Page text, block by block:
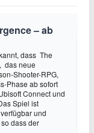
– ab
dass The
das neue
Shooter-RPG,
Phase ab sofort
Connect und
Spiel ist
und
dass der